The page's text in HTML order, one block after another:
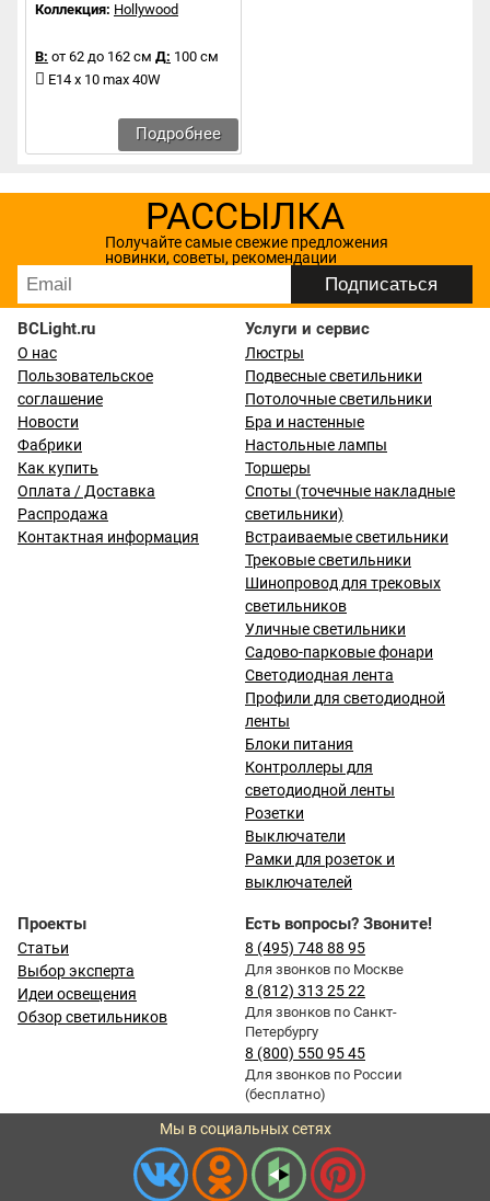
Коллекция: Hollywood
В: от 62 до 162 см Д: 100 см
Е14 x 10 max 40W
Подробнее
РАССЫЛКА
Получайте самые свежие предложения
новинки, советы, рекомендации
BCLight.ru
О нас
Пользовательское
соглашение
Новости
Фабрики
Как купить
Оплата / Доставка
Распродажа
Контактная информация
Услуги и сервис
Люстры
Подвесные светильники
Потолочные светильники
Бра и настенные
Настольные лампы
Торшеры
Споты (точечные накладные
светильники)
Встраиваемые светильники
Трековые светильники
Шинопровод для трековых
светильников
Уличные светильники
Садово-парковые фонари
Светодиодная лента
Профили для светодиодной
ленты
Блоки питания
Контроллеры для
светодиодной ленты
Розетки
Выключатели
Рамки для розеток и
выключателей
Проекты
Статьи
Выбор эксперта
Идеи освещения
Обзор светильников
Есть вопросы? Звоните!
8 (495) 748 88 95
Для звонков по Москве
8 (812) 313 25 22
Для звонков по Санкт-
Петербургу
8 (800) 550 95 45
Для звонков по России
(бесплатно)
Мы в социальных сетях